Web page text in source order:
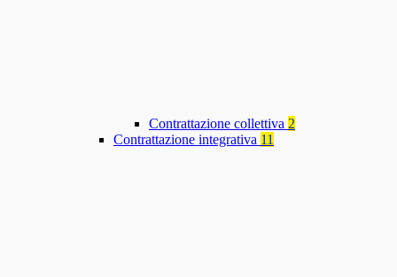
Contrattazione collettiva 2
Contrattazione integrativa 11